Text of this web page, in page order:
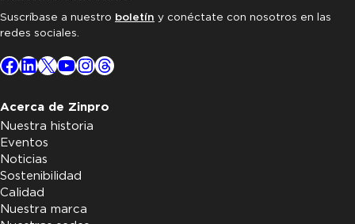
Suscríbase a nuestro boletín y conéctate con nosotros en las
redes sociales.
Facebook
LinkedIn
X YouTube
Instagram
Threads
Acerca de Zinpro
Nuestra historia
Eventos
Noticias
Sostenibilidad
Calidad
Nuestra marca